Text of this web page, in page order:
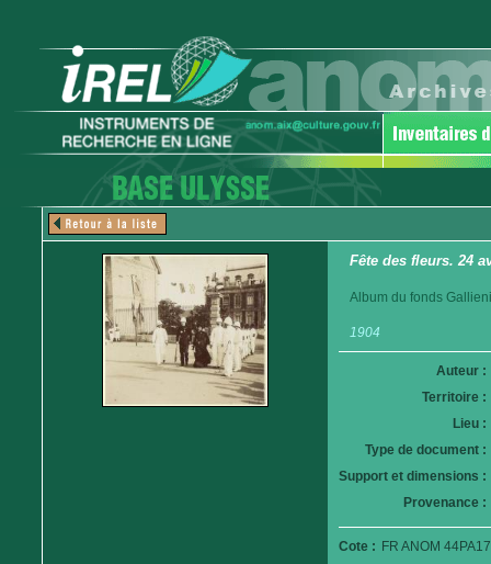
Fête des fleurs. 24
Album du fonds
1904
Auteur :
Territoire :
Lieu :
Type de document :
Support et dimensions :
Provenance :
Cote : FR ANOM